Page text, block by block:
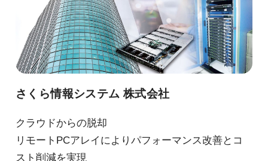
さくら情報システム 株式会社
クラウドからの脱却
リモートPCアレイによりパフォーマンス改善とコ
スト削減を実現